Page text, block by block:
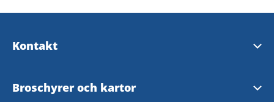
Kontakt
Turistinformation
Broschyrer och kartor